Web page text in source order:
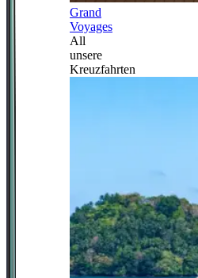
Grand
Voyages
All
unsere
Kreuzfahrten